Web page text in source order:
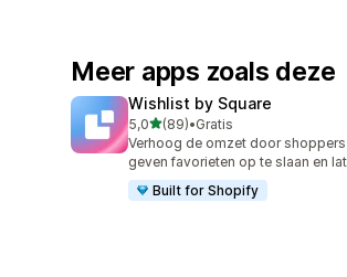
Meer apps zoals deze
Wishlist by Square
5,0van 5 sterren
(89)
89 recensies in totaal
•Gratis
Verhoog de omzet door
geven favorieten op te slaan en
Built for Shopify